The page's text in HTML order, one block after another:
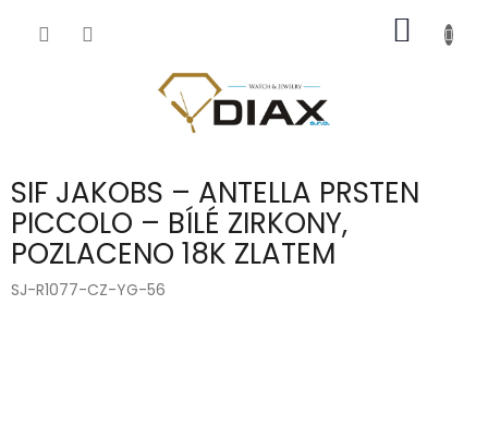
KOŠÍK
SIF JAKOBS – ANTELLA PRSTEN
PICCOLO – BÍLÉ ZIRKONY,
POZLACENO 18K ZLATEM
SJ-R1077-CZ-YG-56